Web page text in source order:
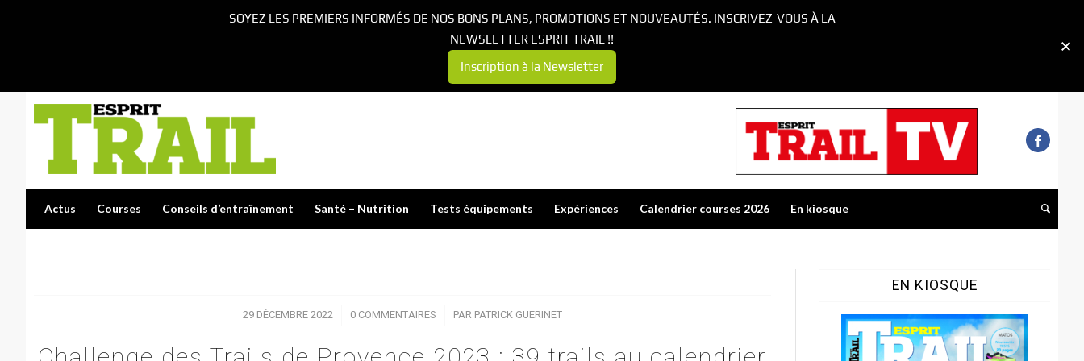
Actus Courses Conseils d’entraînement Santé – Nutrition Tests équipements Expériences Calendrier courses 2026 En kiosque
29 DÉCEMBRE 2022
/ 0 COMMENTAIRES
/ PAR PATRICK GUERINET
EN KIOSQUE
SOYEZ LES PREMIERS INFORMÉS DE NOS BONS PLANS, PROMOTIONS ET NOUVEAUTÉS. INSCRIVEZ-VOUS À LA
NEWSLETTER ESPRIT TRAIL !!
Inscription à la Newsletter